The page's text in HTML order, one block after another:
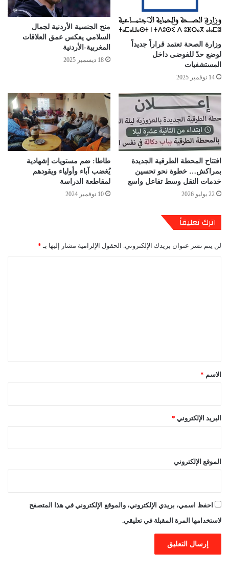
وزارة الصحة تعتمد قراراً جديداً
لوضع حدّ للفوضى داخل
المستشفيات
14 نوفمبر 2025
منح الجنسية الأردنية لجمال
السلامي يعكس عمق العلاقات
المغربية-الأردنية
18 ديسمبر 2025
افتتاح المحطة الطرقية الجديدة
بمراكش… خطوة نحو تحسين
خدمات النقل وسط تفاعل واسع
22 يوليو 2026
طاطا: ضم مستويات إشهادية
يُغضب آباء وأولياء ويقودهم
لمقاطعة الدراسة
10 نوفمبر 2024
اترك تعليقاً
لن يتم نشر عنوان بريدك الإلكتروني. الحقول الإلزامية مشار إليها بـ *
*الاسم *
البريد الإلكتروني *
الموقع الإلكتروني
احفظ اسمي، بريدي الإلكتروني، والموقع الإلكتروني في هذا المتصفح
لاستخدامها المرة المقبلة في تعليقي.